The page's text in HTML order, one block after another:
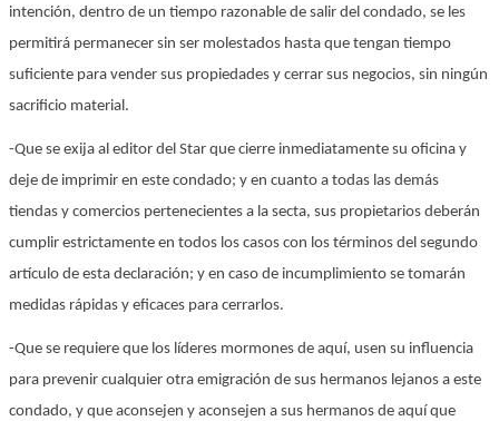
intención, dentro de un tiempo razonable de salir del condado, se les
permitirá permanecer sin ser molestados hasta que tengan tiempo
suficiente para vender sus propiedades y cerrar sus negocios, sin ningún
sacrificio material.
-Que se exija al editor del Star que cierre inmediatamente su oficina y
deje de imprimir en este condado; y en cuanto a todas las demás
tiendas y comercios pertenecientes a la secta, sus propietarios deberán
cumplir estrictamente en todos los casos con los términos del segundo
artículo de esta declaración; y en caso de incumplimiento se tomarán
medidas rápidas y eficaces para cerrarlos.
-Que se requiere que los líderes mormones de aquí, usen su influencia
para prevenir cualquier otra emigración de sus hermanos lejanos a este
condado, y que aconsejen y aconsejen a sus hermanos de aquí que